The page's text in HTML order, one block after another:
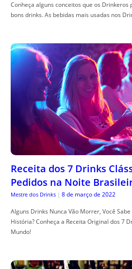
Conheça alguns conceitos que os
bons drinks. As bebidas mais usadas nos
Receita dos 7 Drinks
Pedidos na Noite
Mestre dos Drinks | 8 de março de 2022
Alguns Drinks Nunca Vão Morrer, Você
História? Conheça a Receita Original dos 7
Mundo!